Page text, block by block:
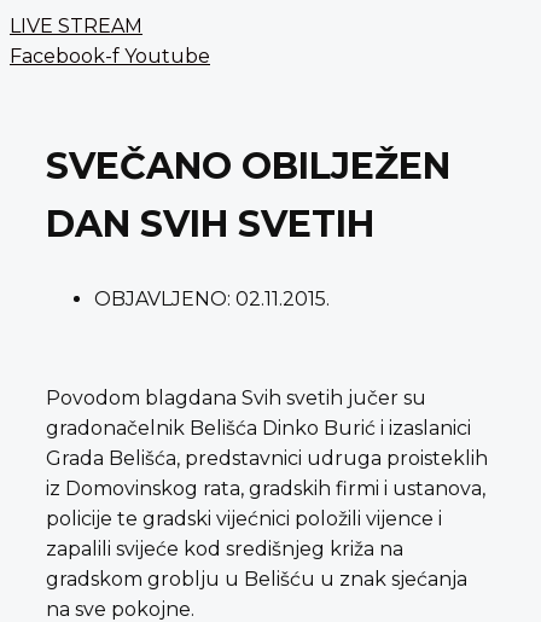
LIVE STREAM
Facebook-f Youtube
SVEČANO OBILJEŽEN
DAN SVIH SVETIH
OBJAVLJENO: 02.11.2015.
Povodom blagdana Svih svetih jučer su
gradonačelnik Belišća Dinko Burić i izaslanici
Grada Belišća, predstavnici udruga proisteklih
iz Domovinskog rata, gradskih firmi i ustanova,
policije te gradski vijećnici položili vijence i
zapalili svijeće kod središnjeg križa na
gradskom groblju u Belišću u znak sjećanja
na sve pokojne.